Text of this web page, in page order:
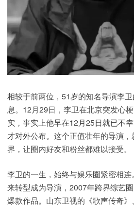
相较于前两位，51岁的知名导演李
息。12月29日，李卫在北京突发心
实，事实上他早在12月25日就已不
才对外公布。这个正值壮年的导演
界，让圈内好友和粉丝都难以接受。
李卫的一生，始终与娱乐圈紧密相
来转型成为导演，2007年跨界综艺
爆款作品。山东卫视的《歌声传奇